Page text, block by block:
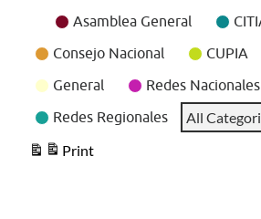
Event
Asamblea General
Consejo Nacional
CUPIA
General
Redes Nacionales
Redes Regionales
All
Print
View